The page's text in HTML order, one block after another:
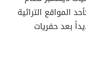
المواقع التراثية
بعد حفريات